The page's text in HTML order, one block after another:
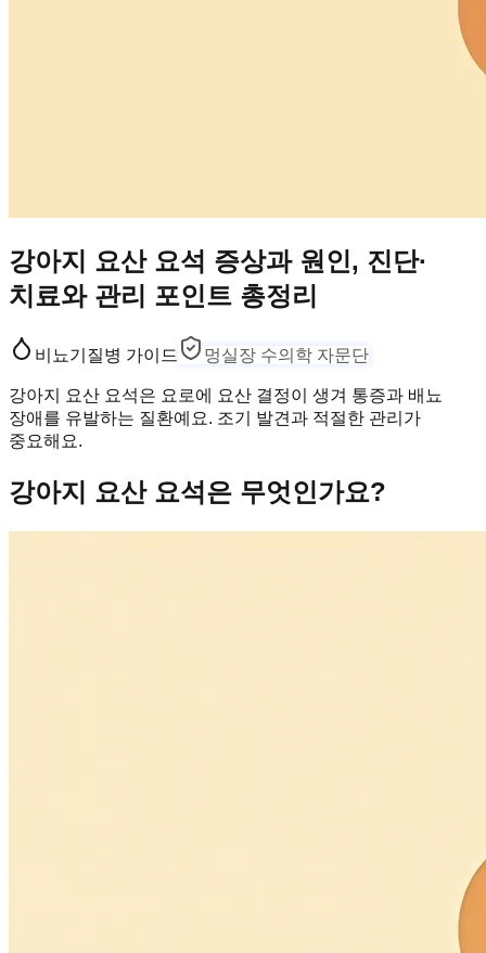
강아지 요산 요석 증상과 원인, 진단·
치료와 관리 포인트 총정리
비뇨기 질병 가이드 멍실장 수의학 자문단
강아지 요산 요석은 요로에 요산 결정이 생겨 통증과 배뇨
장애를 유발하는 질환예요. 조기 발견과 적절한 관리가
중요해요.
강아지 요산 요석은 무엇인가요?